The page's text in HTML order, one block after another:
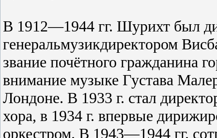
В 1912—1944 гг. Шурихт был
генеральмузикдиректором
звание почётного гражданина
внимание музыке Густава
Лондоне. В 1933 г. стал
хора, в 1934 г. впервые
оркестром. В 1943—1944 гг.